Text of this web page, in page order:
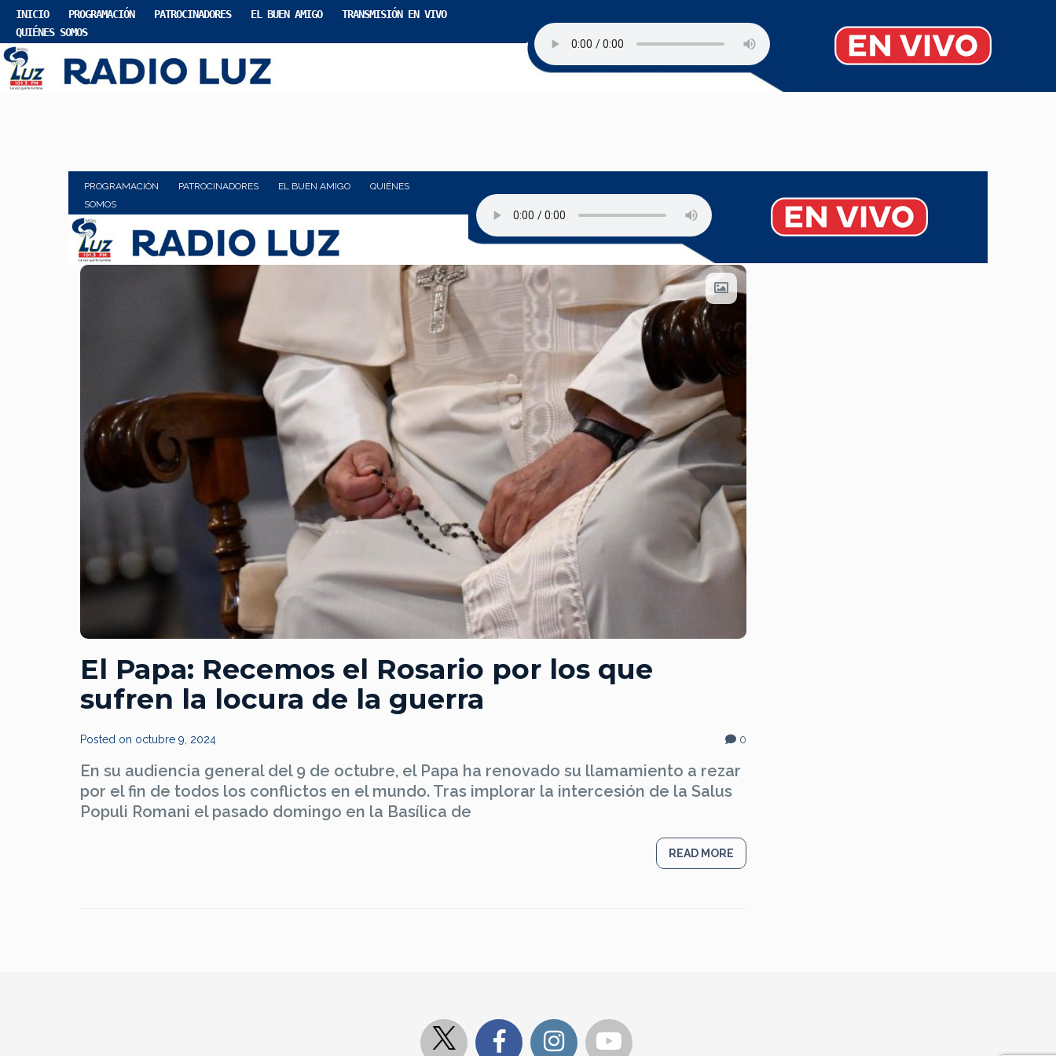
INICIO PROGRAMACIÓN PATROCINADORES EL BUEN AMIGO
TRANSMISIÓN EN VIVO
QUIÉNES SOMOS
PROGRAMACIÓN PATROCINADORES EL BUEN AMIGO
QUIÉNES
SOMOS
El Papa: Recemos el Rosario por los que
sufren la locura de la guerra
Posted on octubre 9, 2024 0
En su audiencia general del 9 de octubre, el Papa ha renovado su llamamiento a rezar
por el fin de todos los conflictos en el mundo. Tras implorar la intercesión de la Salus
Populi Romani el pasado domingo en la Basílica de
READ MORE